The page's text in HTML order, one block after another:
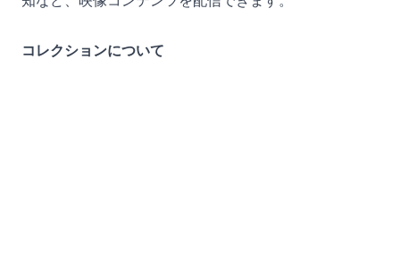
コレクションについて